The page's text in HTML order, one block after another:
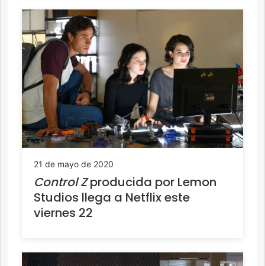
21 de mayo de 2020
Control Zproducida por Lemon
Studios llega a Netflix este
viernes 22